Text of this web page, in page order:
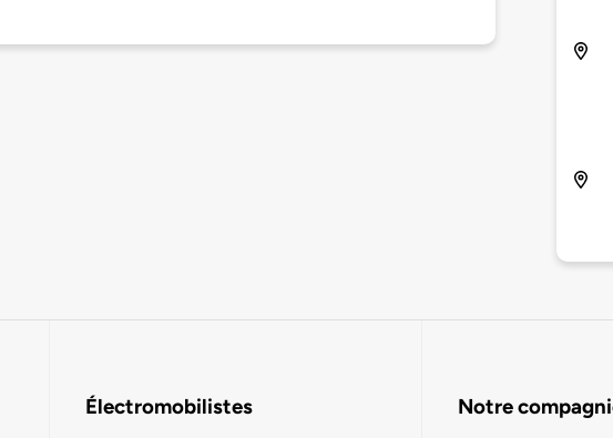
Électromobilistes Notre